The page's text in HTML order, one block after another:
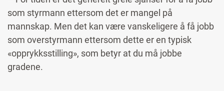
som styrmann ettersom det er mangel på
mannskap. Men det kan være vanskeligere å få jobb
som overstyrmann ettersom dette er en typisk
«opprykksstilling», som betyr at du må jobbe
gradene.